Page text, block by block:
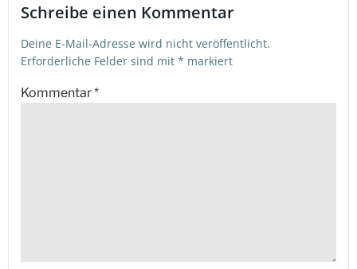
Schreibe einen Kommentar
Deine E-Mail-Adresse wird nicht veröffentlicht.
Erforderliche Felder sind mit * markiert
Kommentar*